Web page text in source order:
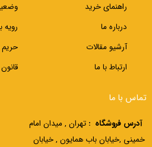
راهنمای خرید
درباره ما
آرشیو مقالات
ارتباط با ما
رویه
تماس با ما
آدرس فروشگاه : تهران , میدان امام
خمینی ,خیابان باب همایون , خیابان